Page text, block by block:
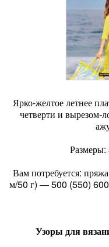
Ярко-желтое летнее
четверти и вырезом-
Вам потребуется:
м/50 г) — 500 (550)
Узоры для